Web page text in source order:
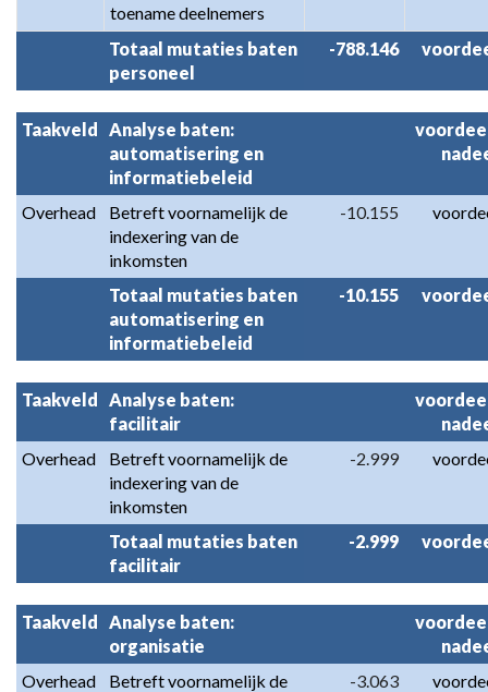
toename deelnemers
Totaal mutaties baten
personeel
-788.146
Taakveld
Analyse baten:
automatisering en
informatiebeleid
Overhead
Betreft voornamelijk de
indexering van de
inkomsten
-10.155
Totaal mutaties baten
automatisering en
informatiebeleid
-10.155
Taakveld
Analyse baten:
facilitair
Overhead
Betreft voornamelijk de
indexering van de
inkomsten
-2.999
Totaal mutaties baten
facilitair
-2.999
Taakveld
Analyse baten:
organisatie
Overhead
Betreft voornamelijk de
-3.063